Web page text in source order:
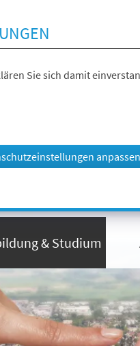
Sie sich damit
anpassen
& Studium